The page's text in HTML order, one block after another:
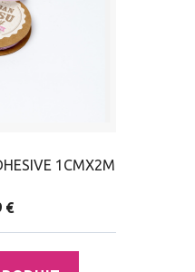
1CMX2M
€